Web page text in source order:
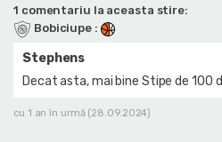
1 comentariu la aceasta stire:
Bobiciupe :
Stephens
Decat asta, mai bine Stipe de 100
cu 1 an în urmă (28.09.2024)